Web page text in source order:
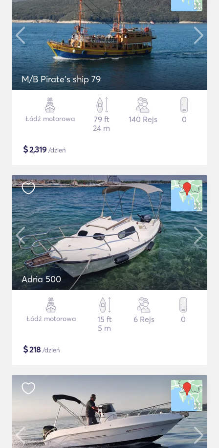
M/B Pirate's ship 79
Łódź motorowa
79 ft
24 m
140 Rejs 0
$2,319 /dzień
Adria 500
Łódź motorowa
15 ft
5 m
6 Rejs 0
$218 /dzień